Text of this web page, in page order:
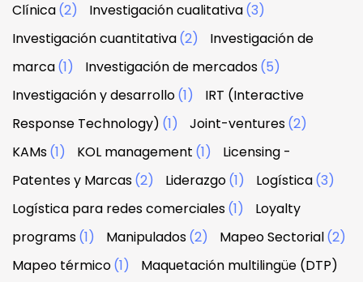
Clínica(2) Investigación cualitativa(3)
Investigación cuantitativa(2)
Investigación de
marca(1) Investigación de mercados(5)
Investigación y desarrollo(1)
IRT (Interactive
Response Technology) (1) Joint-ventures(2)
KAMs(1) KOL management (1)
Licensing -
Patentes y Marcas(2) Liderazgo(1) Logística(3)
Logística para redes comerciales(1)
Loyalty
programs(1) Manipulados(2) Mapeo Sectorial(2)
Mapeo térmico(1)
Maquetación multilingüe (DTP)